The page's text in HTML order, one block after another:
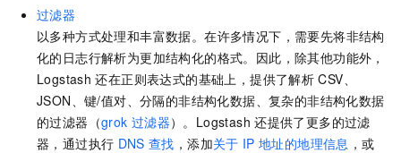
过滤器
以多种方式处理和丰富数据。在许多情况下，需要先将非结构
化的日志行解析为更加结构化的格式。因此，除其他功能外，
Logstash 还在正则表达式的基础上，提供了解析 CSV、
JSON、键/值对、分隔的非结构化数据、复杂的非结构化数据
的过滤器（grok 过滤器）。Logstash 还提供了更多的过滤
器，通过执行 DNS 查找 ，添加关于 IP 地址的地理信息 ，或